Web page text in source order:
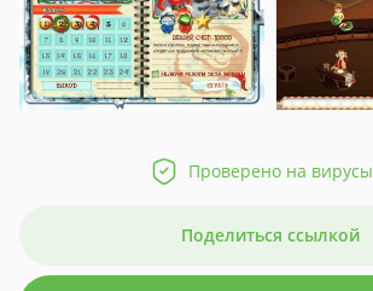
Проверено на вирусы
Поделиться ссылкой